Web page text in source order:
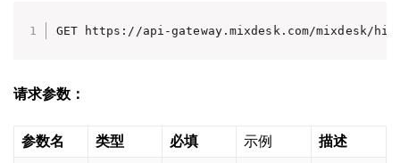
GET https://api-gateway.mixdesk.com/mixdesk/
请求参数：
参数名 类型 必填 示例 描述